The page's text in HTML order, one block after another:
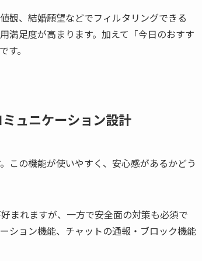
観、結婚願望などでフィルタリングできる
満足度が高まります。加えて「今日のおすす
。
ュニケーション設計
この機能が使いやすく、安心感があるかどう
まれますが、一方で安全面の対策も必須で
ション機能、チャットの通報・ブロック機能